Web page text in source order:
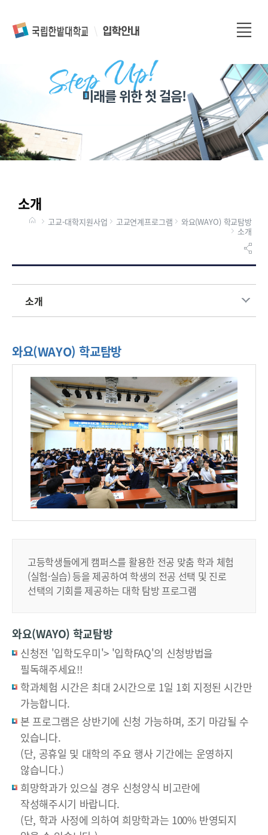
전
메
뉴
미래를 위한 첫 걸음!
소개
고교-대학지원사업 고교연계프로그램
와요(WAYO) 학교탐방
소개
소개
와요(WAYO) 학교탐방
고등학생들에게 캠퍼스를 활용한 전공 맞춤 학과 체험
(실험·실습) 등을 제공하여 학생의 전공 선택 및 진로
선택의 기회를 제공하는 대학 탐방 프로그램
와요(WAYO) 학교탐방
신청전 '입학도우미'> '입학FAQ'의 신청방법을
필독해주세요!!
학과체험 시간은 최대 2시간으로 1일 1회 지정된 시간만
가능합니다.
본 프로그램은 상반기에 신청 가능하며, 조기 마감될 수
있습니다.
(단, 공휴일 및 대학의 주요 행사 기간에는 운영하지
않습니다.)
희망학과가 있으실 경우 신청양식 비고란에
작성해주시기 바랍니다.
(단, 학과 사정에 의하여 희망학과는 100% 반영되지